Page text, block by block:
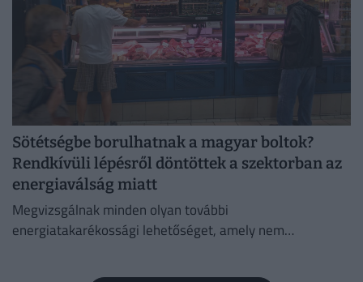
Sötétségbe borulhatnak a magyar boltok?
Rendkívüli lépésről döntöttek a szektorban az
energiaválság miatt
Megvizsgálnak minden olyan további
energiatakarékossági lehetőséget, amely nem